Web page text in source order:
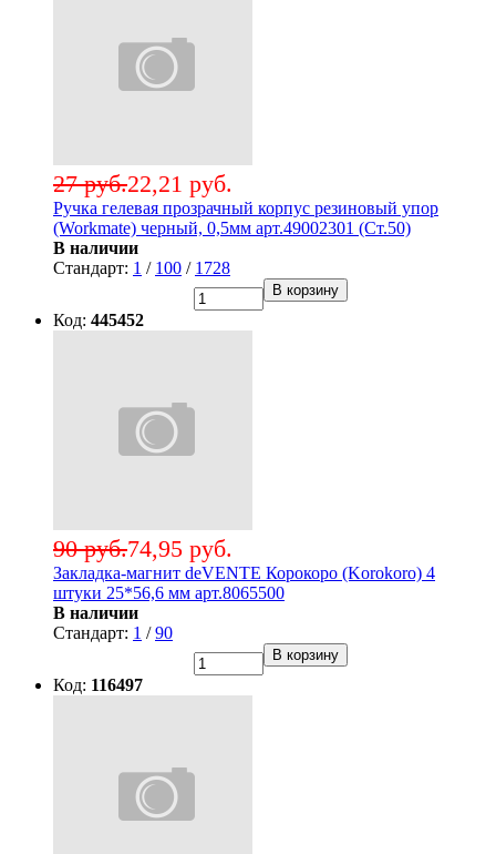
22,21 руб.
27 руб.
Ручка гелевая прозрачный корпус резиновый упор
(Workmate) черный, 0,5мм арт.49002301 (Ст.50)
В наличии
Стандарт: 1 / 100 / 1728
В корзину
Код: 445452
74,95 руб.
90 руб.
Закладка-магнит deVENTE Корокоро (Korokoro) 4
штуки 25*56,6 мм арт.8065500
В наличии
Стандарт: 1 /90
В корзину
Код: 116497